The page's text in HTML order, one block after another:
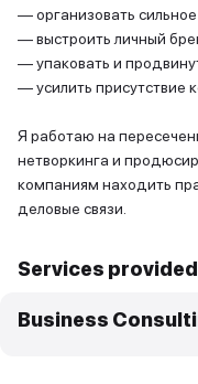
— организовать
— выстроить личный
— упаковать и
— усилить присутствие
Я работаю на
нетворкинга и
компаниям находить
деловые связи.
Services provided
Business